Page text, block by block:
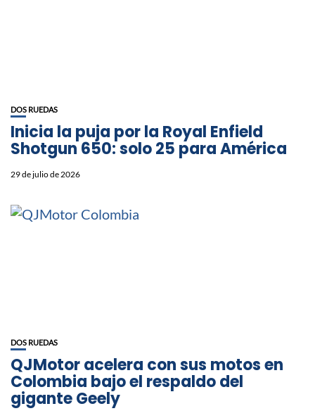
DOS RUEDAS
Inicia la puja por la Royal Enfield
Shotgun 650: solo 25 para América
29 de julio de 2026
DOS RUEDAS
QJMotor acelera con sus motos en
Colombia bajo el respaldo del
gigante Geely